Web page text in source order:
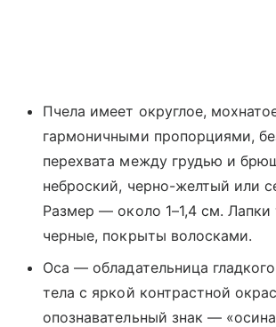
Пчела имеет округлое,
гармоничными пропорциями,
перехвата между грудью и
неброский, черно-желтый или
Размер — около 1–1,4 см. Лапки
черные, покрыты волосками.
Оса — обладательница
тела с яркой контрастной
опознавательный знак —